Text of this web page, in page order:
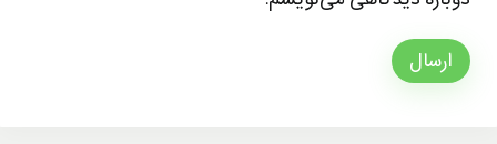
ارسال